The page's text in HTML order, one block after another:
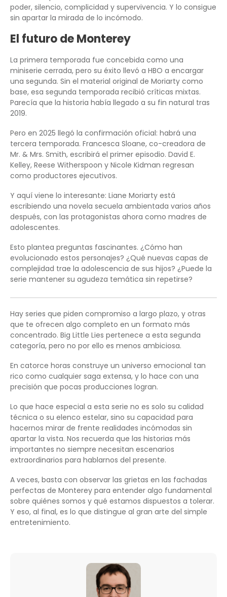
poder, silencio, complicidad y supervivencia. Y lo consigue
sin apartar la mirada de lo incómodo.
El futuro de Monterey
La primera temporada fue concebida como una
miniserie cerrada, pero su éxito llevó a HBO a encargar
una segunda. Sin el material original de Moriarty como
base, esa segunda temporada recibió críticas mixtas.
Parecía que la historia había llegado a su fin natural tras
2019.
Pero en 2025 llegó la confirmación oficial: habrá una
tercera temporada. Francesca Sloane, co-creadora de
Mr. & Mrs. Smith, escribirá el primer episodio. David E.
Kelley, Reese Witherspoon y Nicole Kidman regresan
como productores ejecutivos.
Y aquí viene lo interesante: Liane Moriarty está
escribiendo una novela secuela ambientada varios años
después, con las protagonistas ahora como madres de
adolescentes.
Esto plantea preguntas fascinantes. ¿Cómo han
evolucionado estos personajes? ¿Qué nuevas capas de
complejidad trae la adolescencia de sus hijos? ¿Puede la
serie mantener su agudeza temática sin repetirse?
Hay series que piden compromiso a largo plazo, y otras
que te ofrecen algo completo en un formato más
concentrado. Big Little Lies pertenece a esta segunda
categoría, pero no por ello es menos ambiciosa.
En catorce horas construye un universo emocional tan
rico como cualquier saga extensa, y lo hace con una
precisión que pocas producciones logran.
Lo que hace especial a esta serie no es solo su calidad
técnica o su elenco estelar, sino su capacidad para
hacernos mirar de frente realidades incómodas sin
apartar la vista. Nos recuerda que las historias más
importantes no siempre necesitan escenarios
extraordinarios para hablarnos del presente.
A veces, basta con observar las grietas en las fachadas
perfectas de Monterey para entender algo fundamental
sobre quiénes somos y qué estamos dispuestos a tolerar.
Y eso, al final, es lo que distingue al gran arte del simple
entretenimiento.